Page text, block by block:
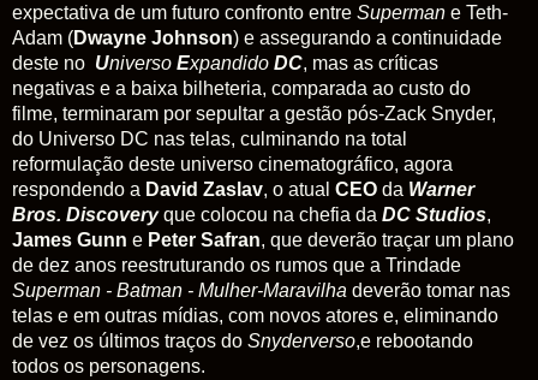
expectativa de um futuro confronto entre Superman e Teth-
Adam (Dwayne Johnson) e assegurando a continuidade
deste no Universo Expandido DC, mas as críticas
negativas e a baixa bilheteria, comparada ao custo do
filme, terminaram por sepultar a gestão pós-Zack Snyder,
do Universo DC nas telas, culminando na total
reformulação deste universo cinematográfico, agora
respondendo a David Zaslav, o atual CEO da Warner
Bros. Discoveryque colocou na chefia da DC Studios,
James Gunn e Peter Safran, que deverão traçar um plano
de dez anos reestruturando os rumos que a Trindade
Superman - Batman - Mulher-Maravilha deverão tomar nas
telas e em outras mídias, com novos atores e, eliminando
de vez os últimos traços do Snyderverso,e rebootando
todos os personagens.